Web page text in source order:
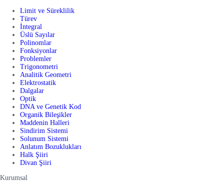
Limit ve Süreklilik
Türev
İntegral
Üslü Sayılar
Polinomlar
Fonksiyonlar
Problemler
Trigonometri
Analitik Geometri
Elektrostatik
Dalgalar
Optik
DNA ve Genetik Kod
Organik Bileşikler
Maddenin Halleri
Sindirim Sistemi
Solunum Sistemi
Anlatım Bozuklukları
Halk Şiiri
Divan Şiiri
Kurumsal